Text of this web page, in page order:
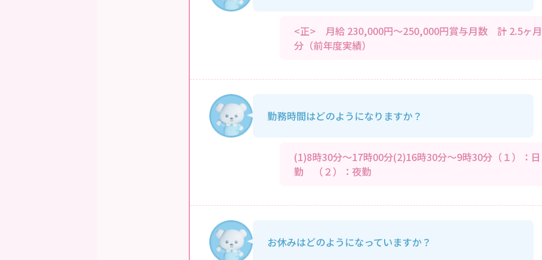
<正> 月給 230,000円～250,000円賞与月数 計 2.5ヶ月
分（前年度実績）
勤務時間はどのようになりますか？
(1)8時30分～17時00分(2)16時30分～9時30分（１）：日
勤 （２）：夜勤
お休みはどのようになっていますか？